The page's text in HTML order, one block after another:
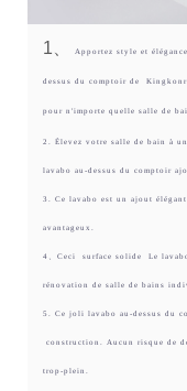
1、 Apportez style et
dessus du comptoir de
pour n'importe quelle salle de
2. Élevez votre salle de bain à
lavabo au-dessus du comptoir
3. Ce lavabo est un ajout
avantageux.
4、Ceci surface solide Le
rénovation de salle de bains
5. Ce joli lavabo au-dessus du
construction. Aucun risque de
trop-plein.